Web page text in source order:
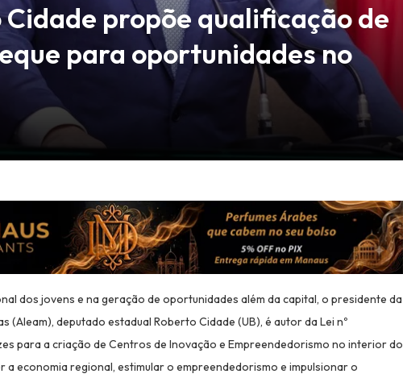
Cidade propõe qualificação de
para oportunidades no
dos jovens e na geração de oportunidades além da capital, o presidente da
(Aleam), deputado estadual Roberto Cidade (UB), é autor da Lei nº
para a criação de Centros de Inovação e Empreendedorismo no interior do
a economia regional, estimular o empreendedorismo e impulsionar o